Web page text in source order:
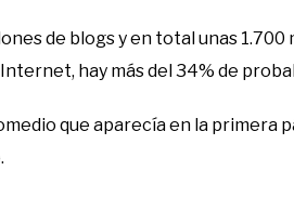
de blogs y en total unas
hay más del 34% de
que aparecía en la primera